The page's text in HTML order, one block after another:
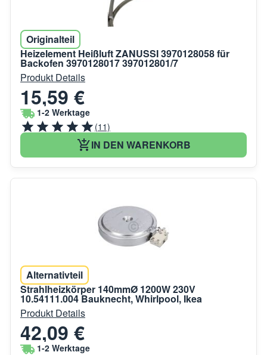
Originalteil
Heizelement Heißluft ZANUSSI 3970128058 für
Backofen 3970128017 397012801/7
Produkt Details
15,59 €
1-2 Werktage
(11)
IN DEN WARENKORB
Alternativteil
Strahlheizkörper 140mmØ 1200W 230V
10.54111.004 Bauknecht, Whirlpool, Ikea
Produkt Details
42,09 €
1-2 Werktage